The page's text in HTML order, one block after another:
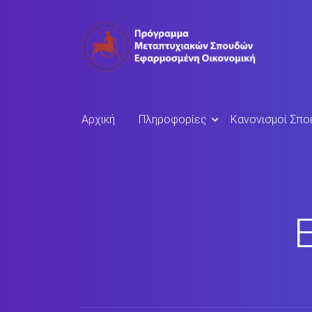
Αρχική Πληροφορίες Κανονισμοί